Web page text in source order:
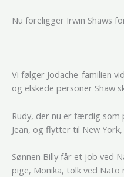
Nu foreligger Irwin Shaws
Vi følger Jodache-familien
og elskede personer Shaw
Rudy, der nu er færdig som
Jean, og flytter til New
Sønnen Billy får et job ved
pige, Monika, tolk ved Nato